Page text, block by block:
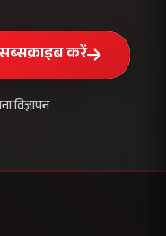
करें
विज्ञापन